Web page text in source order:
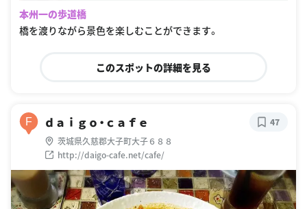
本州一の歩道橋
橋を渡りながら景色を楽しむことができます。
このスポットの詳細を見る
F ｄａｉｇｏ・ｃａｆｅ
茨城県久慈郡大子町大子６８８
http://daigo-cafe.net/cafe/
47